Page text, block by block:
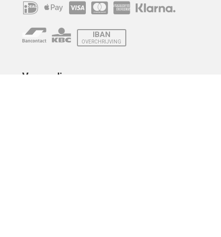
IBAN
OVERCHRIJVING
Verzending